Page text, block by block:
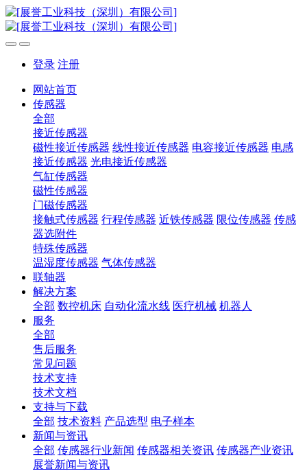
登录 注册
网站首页
传感器
全部
接近传感器
磁性接近传感器 线性接近传感器 电容接近传感器 电感
接近传感器 光电接近传感器
气缸传感器
磁性传感器
门磁传感器
接触式传感器 行程传感器 近铁传感器 限位传感器 传感
器选附件
特殊传感器
温湿度传感器 气体传感器
联轴器
解决方案
全部 数控机床 自动化流水线 医疗机械 机器人
服务
全部
售后服务
常见问题
技术支持
技术文档
支持与下载
全部 技术资料 产品选型 电子样本
新闻与资讯
全部 传感器行业新闻 传感器相关资讯 传感器产业资讯
展誉新闻与资讯